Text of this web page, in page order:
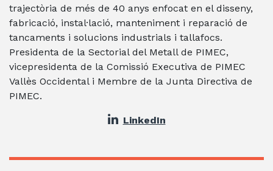
trajectòria de més de 40 anys enfocat en el disseny,
fabricació, instal·lació, manteniment i reparació de
tancaments i solucions industrials i tallafocs.
Presidenta de la Sectorial del Metall de PIMEC,
vicepresidenta de la Comissió Executiva de PIMEC
Vallès Occidental i Membre de la Junta Directiva de
PIMEC.
LinkedIn